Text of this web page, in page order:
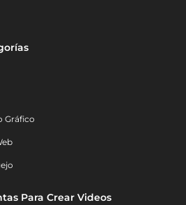
Gráfico
Para Crear Videos